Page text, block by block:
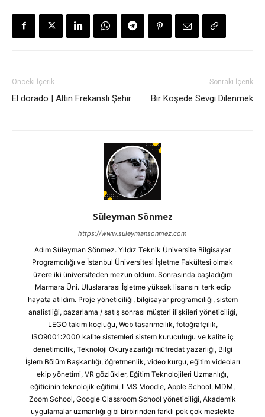
Önceki İçerik
El dorado | Altın Frekanslı Şehir
Sonraki İçerik
Bir Köşede Sevgi Dilenmek
Süleyman Sönmez
https://www.suleymansonmez.com
Adım Süleyman Sönmez. Yıldız Teknik Üniversite Bilgisayar
Programcılığı ve İstanbul Üniversitesi İşletme Fakültesi olmak
üzere iki üniversiteden mezun oldum. Sonrasında başladığım
Marmara Üni. Uluslararası İşletme yüksek lisansını terk edip
hayata atıldım. Proje yöneticiliği, bilgisayar programcılığı, sistem
analistliği, pazarlama / satış sonrası müşteri ilişkileri yöneticiliği,
LEGO takım koçluğu, Web tasarımcılık, fotoğrafçılık,
ISO9001:2000 kalite sistemleri sistem kuruculuğu ve kalite iç
denetimcilik, Teknoloji Okuryazarlığı müfredat yazarlığı, Bilgi
İşlem Bölüm Başkanlığı, öğretmenlik, video kurgu, eğitim videoları
ekip yönetimi, VR gözlükler, Eğitim Teknolojileri Uzmanlığı,
eğiticinin teknolojik eğitimi, LMS Moodle, Apple School, MDM,
Zoom School, Google Classroom School yöneticiliği, Akademik
uygulamalar uzmanlığı gibi birbirinden farklı pek çok meslekte